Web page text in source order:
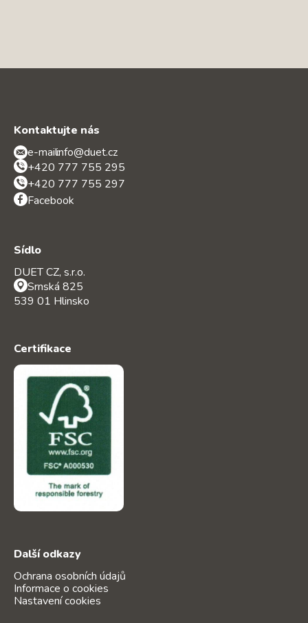
Kontaktujte nás
e-mail:info@duet.cz
+420 777 755 295
+420 777 755 297
Facebook
Sídlo
DUET CZ, s.r.o.
Srnská 825
539 01 Hlinsko
Certifikace
Další odkazy
Ochrana osobních údajů
Informace o cookies
Nastavení cookies